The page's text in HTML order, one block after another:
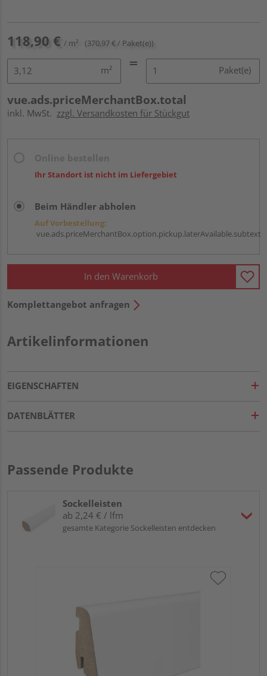
118,90 € / m² (370,97 € / Paket(e))
m² Paket(e)
vue.ads.priceMerchantBox.total
inkl. MwSt. zzgl. Versandkosten für Stückgut
Ihr Standort ist nicht im Liefergebiet
Beim Händler abholen
Auf Vorbestellung:
vue.ads.priceMerchantBox.option.pickup.laterAvailable.subtext
In den Warenkorb
Komplettangebot anfragen
Artikelinformationen
EIGENSCHAFTEN
DATENBLÄTTER
Passende Produkte
Sockelleisten
ab 2,24 € / lfm
gesamte Kategorie Sockelleisten entdecken